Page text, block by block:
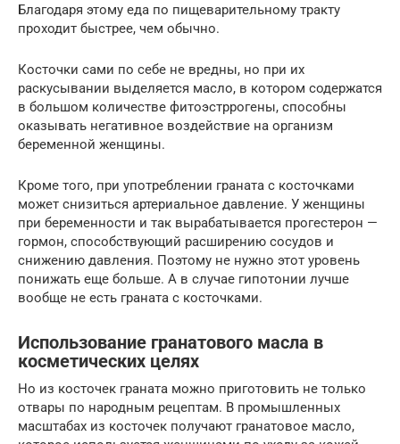
Благодаря этому еда по пищеварительному тракту
проходит быстрее, чем обычно.
Косточки сами по себе не вредны, но при их
раскусывании выделяется масло, в котором содержатся
в большом количестве фитоэстррогены, способны
оказывать негативное воздействие на организм
беременной женщины.
Кроме того, при употреблении граната с косточками
может снизиться артериальное давление. У женщины
при беременности и так вырабатывается прогестерон —
гормон, способствующий расширению сосудов и
снижению давления. Поэтому не нужно этот уровень
понижать еще больше. А в случае гипотонии лучше
вообще не есть граната с косточками.
Использование гранатового масла в
косметических целях
Но из косточек граната можно приготовить не только
отвары по народным рецептам. В промышленных
масштабах из косточек получают гранатовое масло,